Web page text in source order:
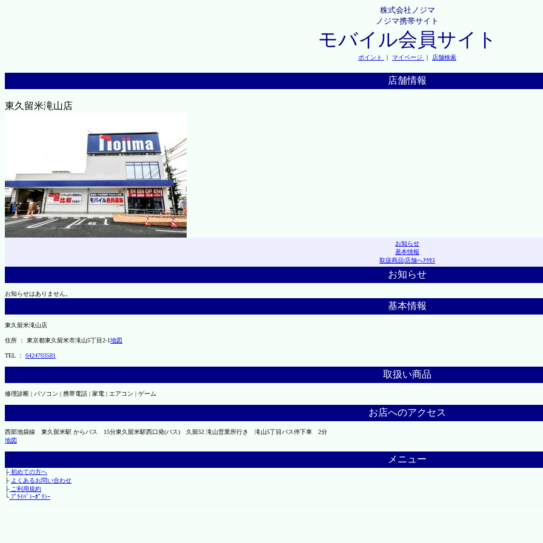
株式会社ノジマ
ノジマ携帯サイト
モバイル会員サイト
ポイント ｜ マイページ ｜ 店舗検索
店舗情報
東久留米滝山店
お知らせ
基本情報
取扱商品|店舗へｱｸｾｽ
お知らせ
お知らせはありません。
基本情報
東久留米滝山店
住所 ： 東京都東久留米市滝山5丁目2-1地図
TEL ： 0424703581
取扱い商品
修理診断 | パソコン | 携帯電話 | 家電 | エアコン | ゲーム
お店へのアクセス
西部池袋線 東久留米駅 からバス 15分東久留米駅西口発(バス) 久留52 滝山営業所行き 滝山5丁目バス停下車 2分
地図
メニュー
├初めての方へ
├ よくあるお問い合わせ
├ご利用規約
└ﾌﾟﾗｲﾊﾞｼｰﾎﾟﾘｼｰ